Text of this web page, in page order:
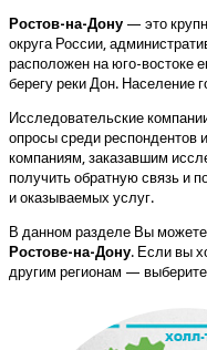
Ростов-на-Дону — это
округа России,
расположен на юго-востоке
берегу реки Дон. Население
Исследовательские
опросы среди респондентов
компаниям, заказавшим
получить обратную связь и
и оказываемых услуг.
В данном разделе Вы
Ростове-на-Дону. Если вы
другим регионам —